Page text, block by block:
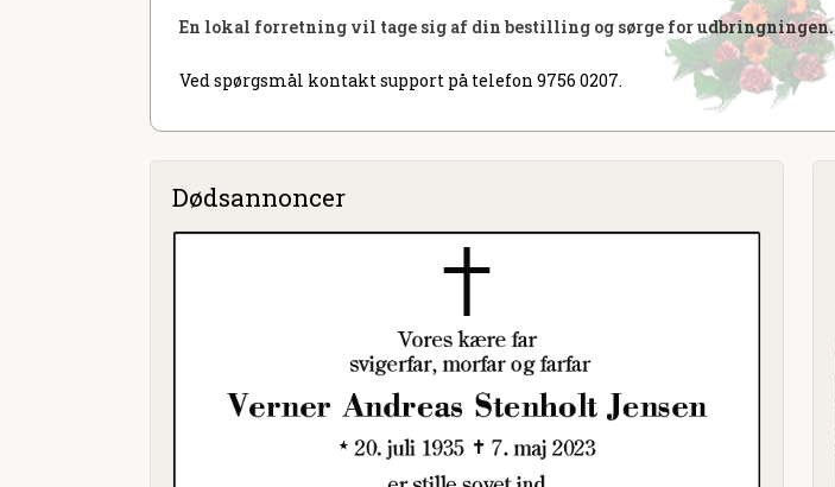
En lokal forretning vil tage sig af din bestilling og sørge for udbringningen.
Ved spørgsmål kontakt support på telefon 9756 0207.
Dødsannoncer